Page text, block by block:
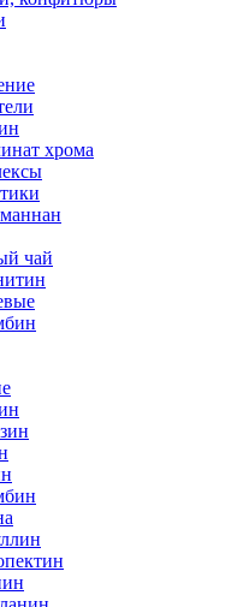
хрома
чай